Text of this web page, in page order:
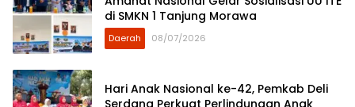
di SMKN 1 Tanjung Morawa
Daerah 08/07/2026
Hari Anak Nasional ke-42, Pemkab Deli
Serdang Perkuat Perlindungan Anak